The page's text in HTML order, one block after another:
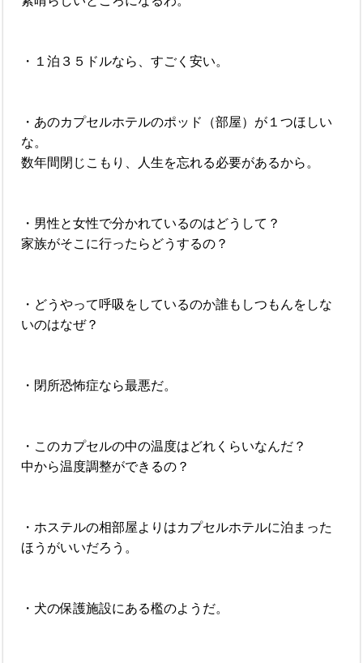
・１泊３５ドルなら、すごく安い。
・あのカプセルホテルのポッド（部屋）が１つほしい
な。
数年間閉じこもり、人生を忘れる必要があるから。
・男性と女性で分かれているのはどうして？
家族がそこに行ったらどうするの？
・どうやって呼吸をしているのか誰もしつもんをしな
いのはなぜ？
・閉所恐怖症なら最悪だ。
・このカプセルの中の温度はどれくらいなんだ？
中から温度調整ができるの？
・ホステルの相部屋よりはカプセルホテルに泊まった
ほうがいいだろう。
・犬の保護施設にある檻のようだ。